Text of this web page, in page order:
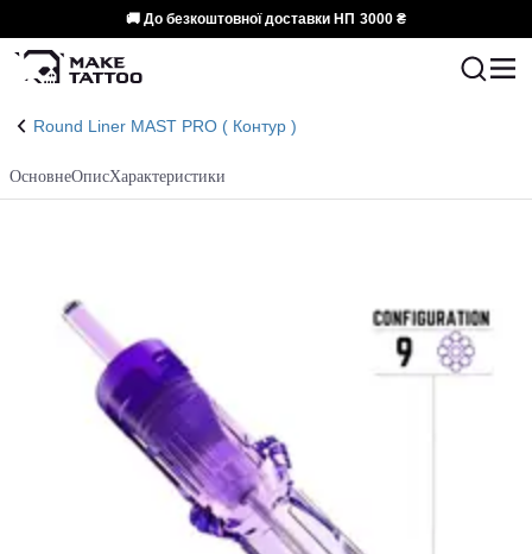
🚚 До безкоштовної доставки НП 3000 ₴
Round Liner MAST PRO ( Контур )
ОсновнеОписХарактеристики